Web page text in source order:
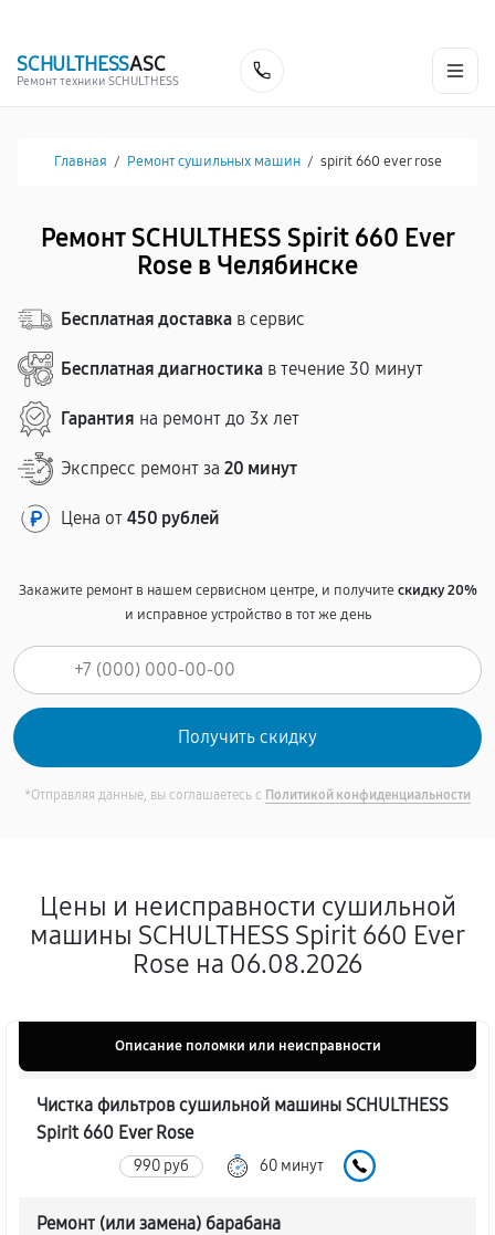
SCHULTHESSASC
Ремонт техники SCHULTHESS
Главная / Ремонт сушильных машин / spirit 660 ever rose
Ремонт SCHULTHESS Spirit 660 Ever
Rose в Челябинске
Бесплатная доставка в сервис
Бесплатная диагностика в течение 30 минут
Гарантия на ремонт до 3х лет
Экспресс ремонт за 20 минут
Цена от 450 рублей
Закажите ремонт в нашем сервисном центре, и получитескидку 20%
и исправное устройство в тот же день
*Отправляя данные, вы соглашаетесь с Политикой конфиденциальности
Цены и неисправности сушильной
машины SCHULTHESS Spirit 660 Ever
Rose на 06.08.2026
Описание поломки или неисправности
Чистка фильтров сушильной машины SCHULTHESS
Spirit 660 Ever Rose
990 руб 60 минут
Ремонт (или замена) барабана